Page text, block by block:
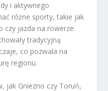
i aktywnego
różne sporty, takie jak
czy jazda na rowerze.
tradycyjną
co pozwala na
regionu.
jak Gniezno czy Toruń,